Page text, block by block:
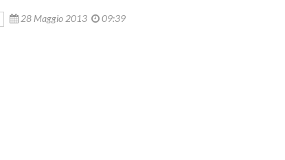
28 Maggio 2013 09:39